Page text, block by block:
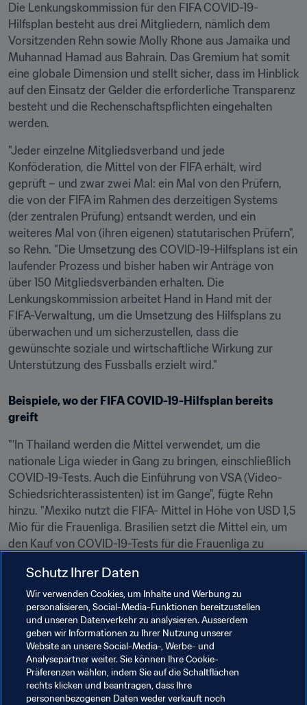
Die Lenkungskommission für den FIFA COVID-19-
Hilfsplan besteht aus drei Mitgliedern, nämlich dem
Vorsitzenden Rehn sowie Molly Rhone aus Jamaika und
Muhannad Hamad aus Bahrain. Das Gremium hat somit
eine globale Dimension und stellt sicher, dass im Hinblick
auf den Einsatz der Gelder die erforderliche Transparenz
besteht und die Rechenschaftspflichten eingehalten
werden.
"Jeder einzelne Mitgliedsverband und jede
Konföderation, die Mittel von der FIFA erhält, wird
geprüft – und zwar zwei Mal: ein Mal von den Prüfern,
die von der FIFA im Rahmen des derzeitigen Systems
(der zentralen Prüfung) entsandt werden, und ein
weiteres Mal von (ihren eigenen) statutarischen Prüfern",
so Rehn. "Die Umsetzung des COVID-19-Hilfsplans ist ein
laufender Prozess und bisher haben wir Anträge von
über 150 Mitgliedsverbänden erhalten. Die
Lenkungskommission arbeitet Hand in Hand mit der
FIFA-Verwaltung, um die Umsetzung des Hilfsplans zu
überwachen und um sicherzustellen, dass die
gewünschte soziale und wirtschaftliche Wirkung zur
Unterstützung des Fussballs erzielt wird."
Beispiele, wo der FIFA COVID-19-Hilfsplan bereits
greift
"'In Thailand werden die Mittel verwendet, um die
nationale Liga wieder in Gang zu bringen, einschließlich
COVID-19-Tests. Auch die Einführung von VSA (Video-
Schiedsrichterassistenten) ist im Gange", fügte Rehn
hinzu. "Mexiko nutzt die FIFA- Mittel in Höhe von USD 1,5
Mio für die Frauenliga. Brasilien setzt die Mittel ein, um
den Kauf von COVID-19-Tests für die Frauenliga zu
entlassene Mitarbeiter des Mitgliedsverbands wieder
einzustellen, damit die Verbandsarbeit fortgesetzt
werden kann. Dies sind nur einige wenige Beispiele. Der
Nutzen wird auch langfristig deutlich werden, denn der
Hilfsplan dient dazu, Klubs und Mitgliedsverbänden das
Überstehen der aktuellen Krisensituation zu ermöglichen
und mit Blick auf die Zukunft zu arbeiten."
Schutz Ihrer Daten
Wir verwenden Cookies, um Inhalte und Werbung zu
personalisieren, Social-Media-Funktionen bereitzustellen
und unseren Datenverkehr zu analysieren. Ausserdem
geben wir Informationen zu Ihrer Nutzung unserer
Website an unsere Social-Media-, Werbe- und
Analysepartner weiter. Sie können Ihre Cookie-
Präferenzen wählen, indem Sie auf die Schaltflächen
rechts klicken und beantragen, dass Ihre
personenbezogenen Daten weder verkauft noch